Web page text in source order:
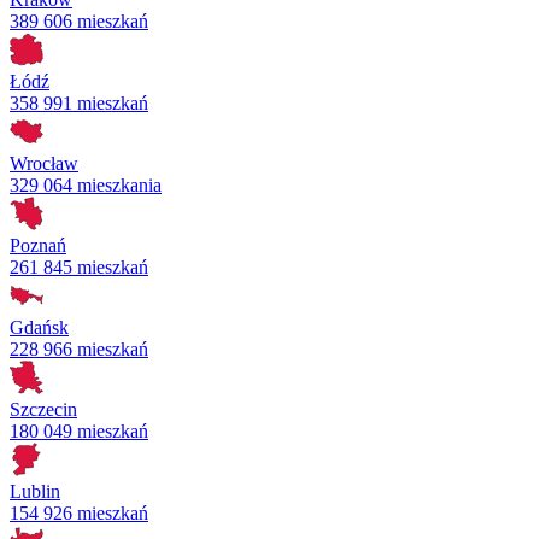
389 606 mieszkań
Łódź
358 991 mieszkań
Wrocław
329 064 mieszkania
Poznań
261 845 mieszkań
Gdańsk
228 966 mieszkań
Szczecin
180 049 mieszkań
Lublin
154 926 mieszkań